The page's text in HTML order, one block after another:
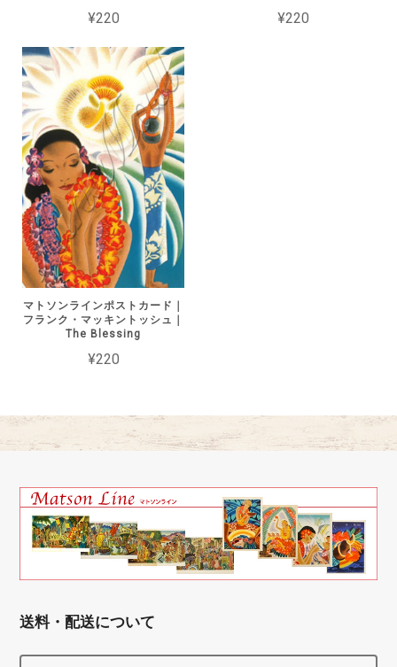
¥220 ¥220
マトソンラインポストカード｜
フランク・マッキントッシュ｜
The Blessing
¥220
送料・配送について